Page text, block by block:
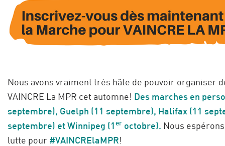
Nous avons vraiment très hâte de pouvoir organiser
VAINCRE La MPR cet automne! Des marches en
septembre), Guelph (11 septembre), Halifax (11
septembre) et Winnipeg (1er octobre). Nous
lutte pour #VAINCRElaMPR!